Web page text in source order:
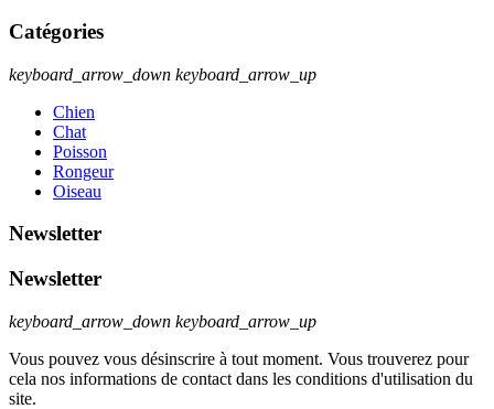
Catégories
keyboard_arrow_down keyboard_arrow_up
Chien
Chat
Poisson
Rongeur
Oiseau
Newsletter
Newsletter
keyboard_arrow_down keyboard_arrow_up
Vous pouvez vous désinscrire à tout moment. Vous trouverez pour
cela nos informations de contact dans les conditions d'utilisation du
site.